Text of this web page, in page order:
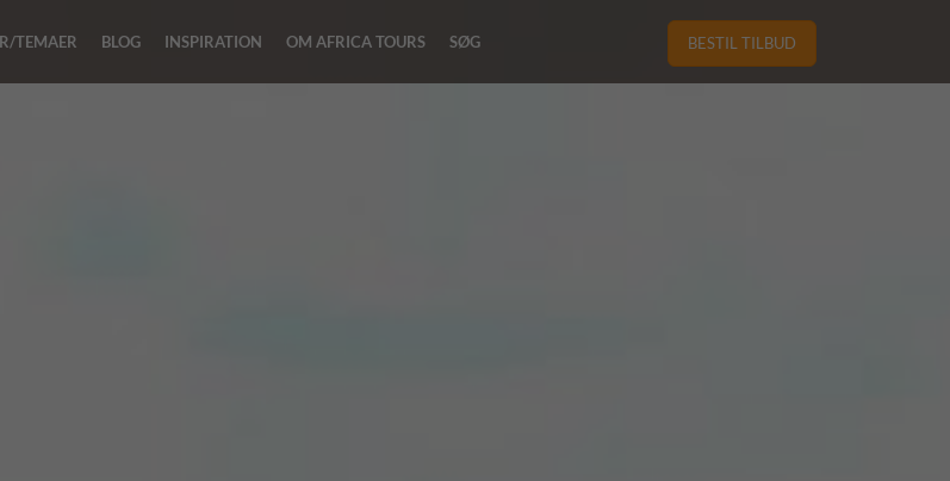
TEMAER BLOG INSPIRATION OM AFRICA TOURS SØG BESTIL TILBUD